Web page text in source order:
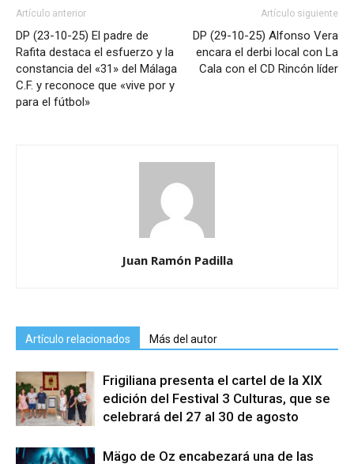
Artículo anterior
DP (23-10-25) El padre de
Rafita destaca el esfuerzo y la
constancia del «31» del Málaga
C.F. y reconoce que «vive por y
para el fútbol»
Artículo siguiente
DP (29-10-25) Alfonso Vera
encara el derbi local con La
Cala con el CD Rincón líder
Juan Ramón Padilla
Artículo relacionados Más del autor
Frigiliana presenta el cartel de la XIX
edición del Festival 3 Culturas, que se
celebrará del 27 al 30 de agosto
Mägo de Oz encabezará una de las